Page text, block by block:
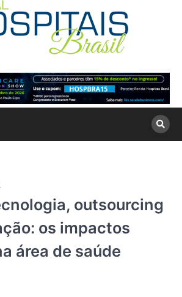
outsourcing
os impactos
área de saúde